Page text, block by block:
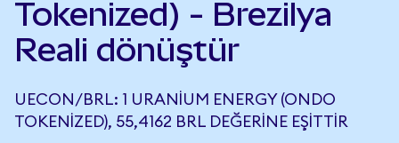
Tokenized) - Brezilya
Reali dönüştür
UECON/BRL: 1 URANIUM ENERGY (ONDO
TOKENIZED), 55,4162 BRL DEĞERINE EŞITTIR